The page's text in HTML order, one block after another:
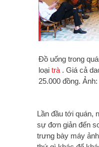
Đồ uống trong
loại trà . Giá cả
25.000 đồng. Ảnh:
Lần đầu tới quán,
sự đơn giản đến
trưng bày máy